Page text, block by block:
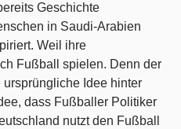
Geschichte
in Saudi-Arabien
Weil ihre
Fußball spielen. Denn der
Idee hinter
dass Fußballer Politiker
nutzt den Fußball